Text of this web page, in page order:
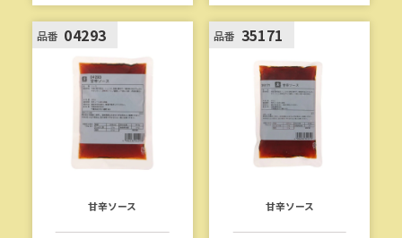
1本当たり重量：1.3kg
品番 04293
甘辛ソース
品番 35171
甘辛ソース